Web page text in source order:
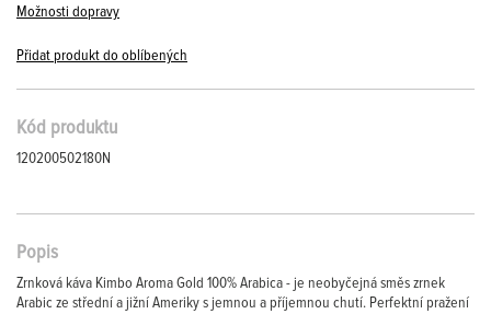
Možnosti dopravy
Přidat produkt do oblíbených
Kód produktu
120200502180N
Popis
Zrnková káva Kimbo Aroma Gold 100% Arabica - je neobyčejná směs zrnek
Arabic ze střední a jižní Ameriky s jemnou a příjemnou chutí. Perfektní pražení